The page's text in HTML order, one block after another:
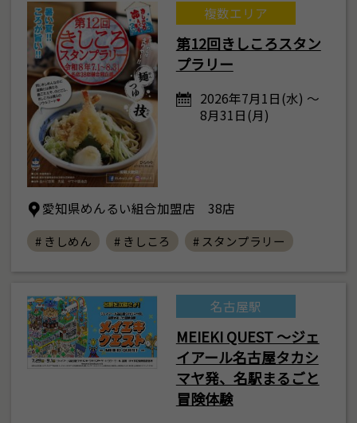
複数エリア
第12回きしころスタン
プラリー
2026年7月1日(水) ～
8月31日(月)
愛知県めんるい組合加盟店 38店
# きしめん # きしころ # スタンプラリー
名古屋駅
MEIEKI QUEST ～ジェ
イアール名古屋タカシ
マヤ発、名駅まるごと
冒険体験